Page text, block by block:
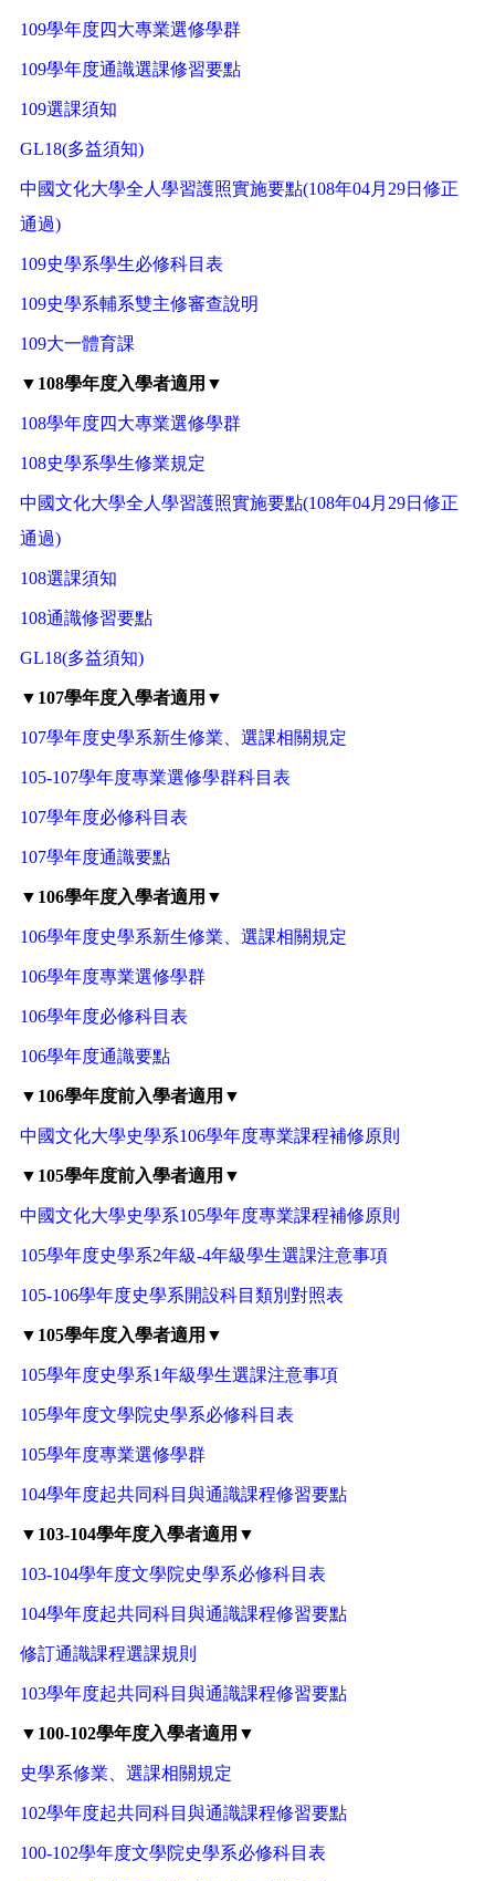
109學年度四大專業選修學群
109學年度通識選課修習要點
109選課須知
GL18(多益須知)
中國文化大學全人學習護照實施要點(108年04月29日修正
通過)
109史學系學生必修科目表
109史學系輔系雙主修審查說明
109大一體育課
▼108學年度入學者適用▼
108學年度四大專業選修學群
108史學系學生修業規定
中國文化大學全人學習護照實施要點(108年04月29日修正
通過)
108選課須知
108通識修習要點
GL18(多益須知)
▼107學年度入學者適用▼
107學年度史學系新生修業、選課相關規定
105-107學年度專業選修學群科目表
107學年度必修科目表
107學年度通識要點
▼106學年度入學者適用▼
106學年度史學系新生修業、選課相關規定
106學年度專業選修學群
106學年度必修科目表
106學年度通識要點
▼106學年度前入學者適用▼
中國文化大學史學系106學年度專業課程補修原則
▼105學年度前入學者適用▼
中國文化大學史學系105學年度專業課程補修原則
105學年度史學系2年級-4年級學生選課注意事項
105-106學年度史學系開設科目類別對照表
▼105學年度入學者適用▼
105學年度史學系1年級學生選課注意事項
105學年度文學院史學系必修科目表
105學年度專業選修學群
104學年度起共同科目與通識課程修習要點
▼103-104學年度入學者適用▼
103-104學年度文學院史學系必修科目表
104學年度起共同科目與通識課程修習要點
修訂通識課程選課規則
103學年度起共同科目與通識課程修習要點
▼100-102學年度入學者適用▼
史學系修業、選課相關規定
102學年度起共同科目與通識課程修習要點
100-102學年度文學院史學系必修科目表